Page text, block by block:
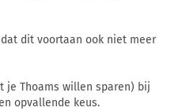
dit voortaan ook niet meer
je Thoams willen sparen) bij
opvallende keus.